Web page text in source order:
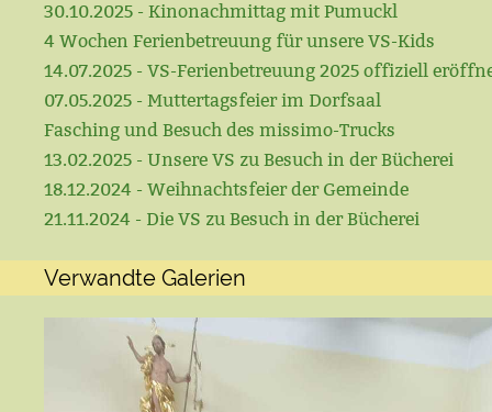
30.10.2025 - Kinonachmittag mit Pumuckl
4 Wochen Ferienbetreuung für unsere VS-Kids
14.07.2025 - VS-Ferienbetreuung 2025 offiziell
07.05.2025 - Muttertagsfeier im Dorfsaal
Fasching und Besuch des missimo-Trucks
13.02.2025 - Unsere VS zu Besuch in der Bücherei
18.12.2024 - Weihnachtsfeier der Gemeinde
21.11.2024 - Die VS zu Besuch in der Bücherei
Verwandte Galerien